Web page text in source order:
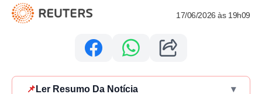
17/06/2026 às 19h09
📌 Ler Resumo Da Notícia ▾